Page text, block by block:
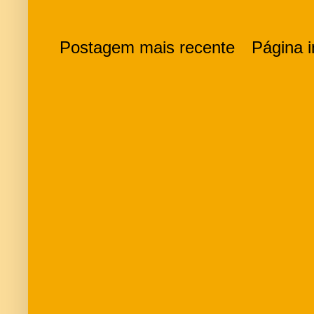
Postagem mais recente Página